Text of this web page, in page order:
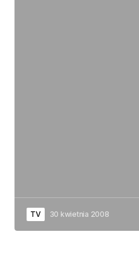
TV 30 kwietnia 2008